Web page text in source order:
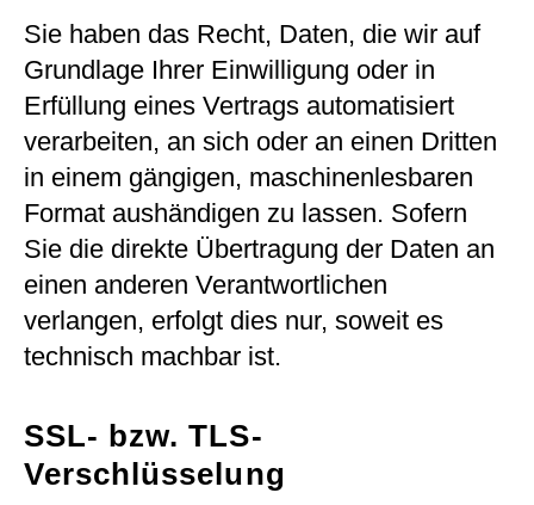
Sie haben das Recht, Daten, die wir auf
Grundlage Ihrer Einwilligung oder in
Erfüllung eines Vertrags automatisiert
verarbeiten, an sich oder an einen Dritten
in einem gängigen, maschinenlesbaren
Format aushändigen zu lassen. Sofern
Sie die direkte Übertragung der Daten an
einen anderen Verantwortlichen
verlangen, erfolgt dies nur, soweit es
technisch machbar ist.
SSL- bzw. TLS-
Verschlüsselung